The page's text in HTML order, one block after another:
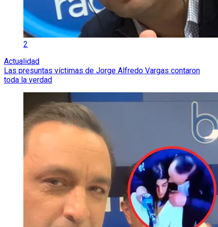
2
Actualidad
Las presuntas víctimas de Jorge Alfredo Vargas contaron
toda la verdad